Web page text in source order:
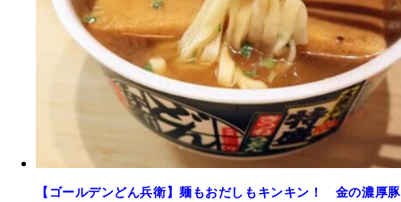
【ゴールデンどん兵衛】麺もおだしもキンキン！ 金の濃厚豚